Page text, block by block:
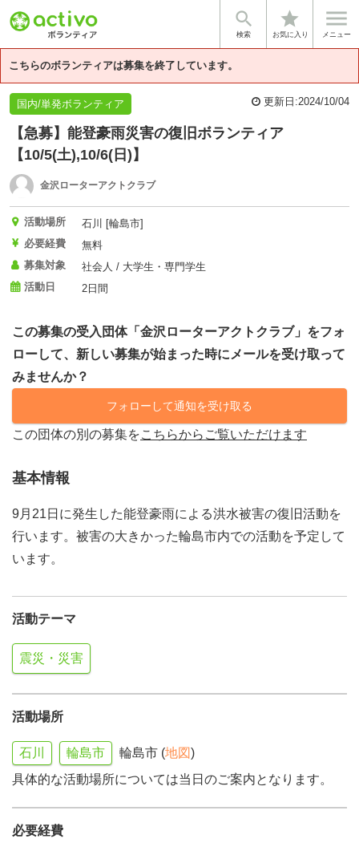

検索
star
お気に入り

メニュー
こちらのボランティアは募集を終了しています。
基本情報 団体情報
国内/単発ボランティア 更新日:2024/10/04
【急募】能登豪雨災害の復旧ボランティア
【10/5(土),10/6(日)】
金沢ローターアクトクラブ
活動場所
石川 [輪島市]
必要経費
無料
募集対象
社会人 / 大学生・専門学生
活動日
2日間
この募集の受入団体「金沢ローターアクトクラブ」をフォ
ローして、新しい募集が始まった時にメールを受け取って
みませんか？
フォローして通知を受け取る
この団体の別の募集をこちらからご覧いただけます
基本情報
9月21日に発生した能登豪雨による洪水被害の復旧活動を
行います。被害の大きかった輪島市内での活動を予定して
います。
活動テーマ
震災・災害
活動場所
石川 輪島市 輪島市 (地図)
具体的な活動場所については当日のご案内となります。
必要経費